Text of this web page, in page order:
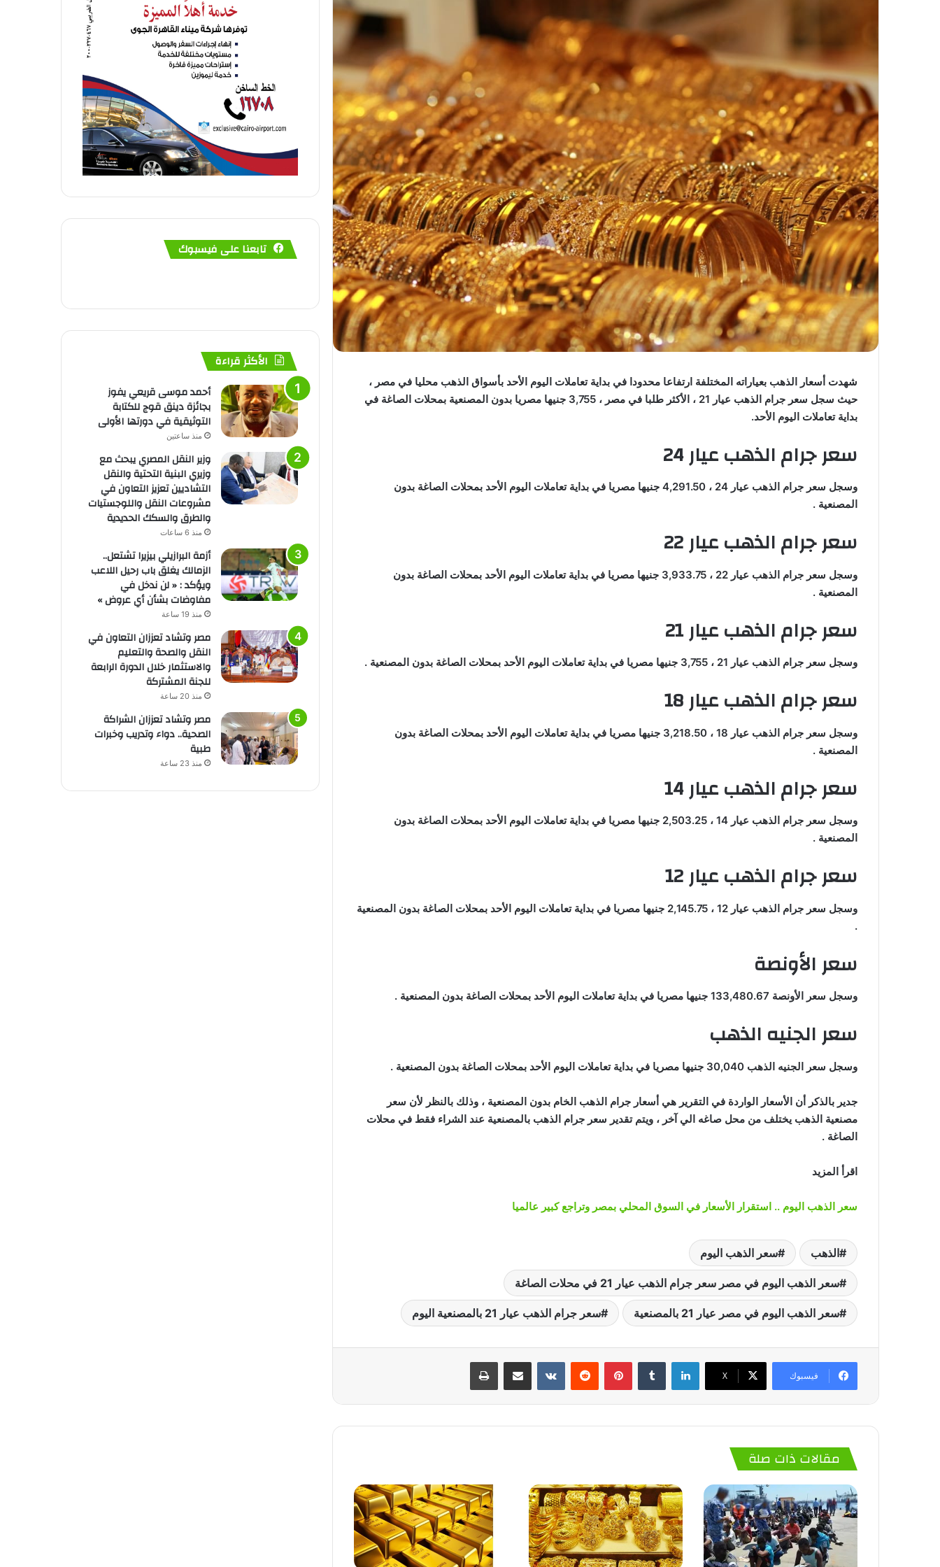
شهدت أسعار الذهب بعياراته المختلفة ارتفاعا محدودا في بداية تعاملات اليوم الأحد بأسواق الذهب محليا في مصر ،
حيث سجل سعر جرام الذهب عيار 21 ، الأكثر طلبا في مصر ، 3,755 جنيها مصريا بدون المصنعية بمحلات الصاغة في
بداية تعاملات اليوم الأحد.
سعر جرام الذهب عيار 24
وسجل سعر جرام الذهب عيار 24 ، 4,291.50 جنيها مصريا في بداية تعاملات اليوم الأحد بمحلات الصاغة بدون
المصنعية .
سعر جرام الذهب عيار 22
وسجل سعر جرام الذهب عيار 22 ، 3,933.75 جنيها مصريا في بداية تعاملات اليوم الأحد بمحلات الصاغة بدون
المصنعية .
سعر جرام الذهب عيار 21
وسجل سعر جرام الذهب عيار 21 ، 3,755 جنيها مصريا في بداية تعاملات اليوم الأحد بمحلات الصاغة بدون المصنعية .
سعر جرام الذهب عيار 18
وسجل سعر جرام الذهب عيار 18 ، 3,218.50 جنيها مصريا في بداية تعاملات اليوم الأحد بمحلات الصاغة بدون
المصنعية .
سعر جرام الذهب عيار 14
وسجل سعر جرام الذهب عيار 14 ، 2,503.25 جنيها مصريا في بداية تعاملات اليوم الأحد بمحلات الصاغة بدون
المصنعية .
سعر جرام الذهب عيار 12
وسجل سعر جرام الذهب عيار 12 ، 2,145.75 جنيها مصريا في بداية تعاملات اليوم الأحد بمحلات الصاغة بدون المصنعية
.
سعر الأونصة
وسجل سعر الأونصة 133,480.67 جنيها مصريا في بداية تعاملات اليوم الأحد بمحلات الصاغة بدون المصنعية .
سعر الجنيه الذهب
وسجل سعر الجنيه الذهب 30,040 جنيها مصريا في بداية تعاملات اليوم الأحد بمحلات الصاغة بدون المصنعية .
جدير بالذكر أن الأسعار الواردة في التقرير هي أسعار جرام الذهب الخام بدون المصنعية ، وذلك بالنظر لأن سعر
مصنعية الذهب يختلف من محل صاغه الي آخر ، ويتم تقدير سعر جرام الذهب بالمصنعية عند الشراء فقط في محلات
الصاغة .
اقرأ المزيد
سعر الذهب اليوم .. استقرار الأسعار في السوق المحلي بمصر وتراجع كبير عالميا
الذهب سعر الذهب اليوم
سعر الذهب اليوم في مصر سعر جرام الذهب عيار 21 في محلات الصاغة
سعر الذهب اليوم في مصر عيار 21 بالمصنعية سعر جرام الذهب عيار 21 بالمصنعية اليوم
فيسبوك ‫X
لينكدإن بينتيريست
مقالات ذات صلة
تابعنا على فيسبوك
الأكثر قراءة
أحمد موسى قريعي يفوز
بجائزة دينق قوج للكتابة
التوثيقية في دورتها الأولى
منذ ساعتين
وزير النقل المصري يبحث مع
وزيري البنية التحتية والنقل
التشاديين تعزيز التعاون في
مشروعات النقل واللوجستيات
والطرق والسكك الحديدية
منذ 6 ساعات
أزمة البرازيلي بيزيرا تشتعل..
الزمالك يغلق باب رحيل اللاعب
ويؤكد : « لن ندخل في
مفاوضات بشأن أي عروض »
منذ 19 ساعة
مصر وتشاد تعززان التعاون في
النقل والصحة والتعليم
والاستثمار خلال الدورة الرابعة
للجنة المشتركة
منذ 20 ساعة
مصر وتشاد تعززان الشراكة
الصحية.. دواء وتدريب وخبرات
طبية
منذ 23 ساعة